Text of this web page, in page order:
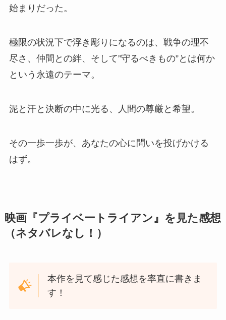
始まりだった。
極限の状況下で浮き彫りになるのは、戦争の理不
尽さ、仲間との絆、そして”守るべきもの”とは何か
という永遠のテーマ。
泥と汗と決断の中に光る、人間の尊厳と希望。
その一歩一歩が、あなたの心に問いを投げかける
はず。
映画『プライベートライアン』を見た感想
（ネタバレなし！）
本作を見て感じた感想を率直に書きま
す！